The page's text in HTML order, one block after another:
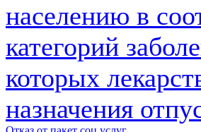
населению в
категорий
которых
назначения